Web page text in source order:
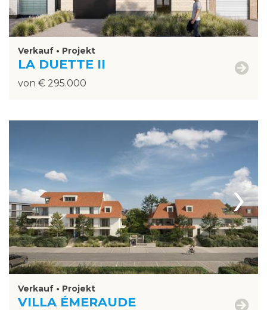
Verkauf • Projekt
LA DUETTE II
von € 295.000
›
Verkauf • Projekt
VILLA ÉMERAUDE